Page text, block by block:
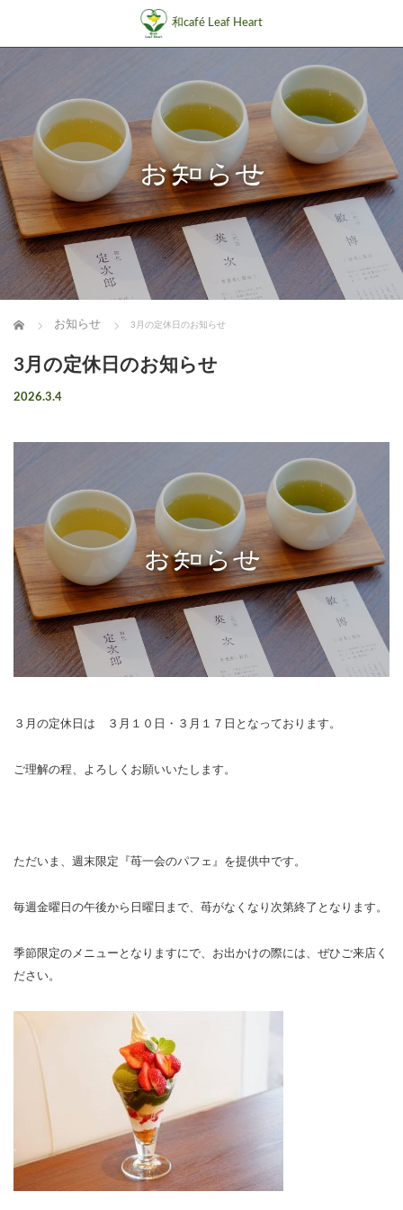
和café Leaf Heart
ホーム お知らせ 3月の定休日のお知らせ
3月の定休日のお知らせ
2026.3.4
３月の定休日は ３月１０日・３月１７日となっております。
ご理解の程、よろしくお願いいたします。
ただいま、週末限定『苺一会のパフェ』を提供中です。
毎週金曜日の午後から日曜日まで、苺がなくなり次第終了となります。
季節限定のメニューとなりますにで、お出かけの際には、ぜひご来店く
ださい。